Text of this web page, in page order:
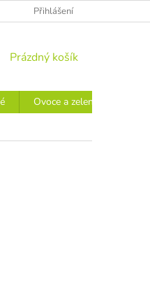
Přihlášení
NÁKUPNÍ
Prázdný košík
Ovoce a zelenina